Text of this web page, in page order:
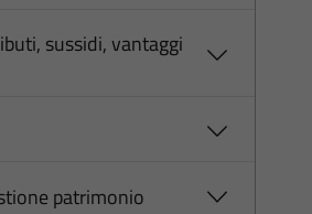
sussidi, vantaggi
patrimonio